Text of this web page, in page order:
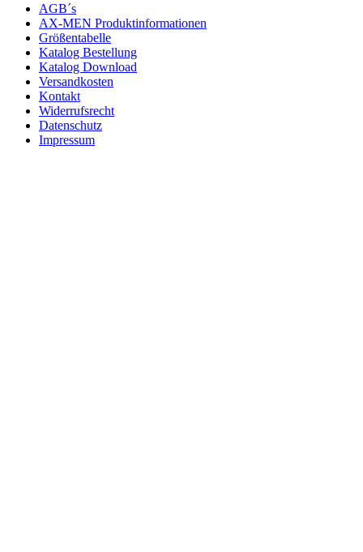
AGB´s
AX-MEN Produktinformationen
Größentabelle
Katalog Bestellung
Katalog Download
Versandkosten
Kontakt
Widerrufsrecht
Datenschutz
Impressum